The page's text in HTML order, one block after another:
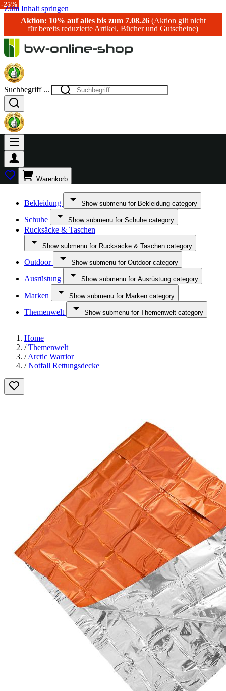
Zum Inhalt springen
Aktion: 10% auf alles bis zum 7.08.26(Aktion gilt nicht
für bereits reduzierte Artikel, Bücher und Gutscheine)
Suchbegriff ...
Warenkorb
Bekleidung Show submenu for Bekleidung category
Schuhe Show submenu for Schuhe category
Rucksäcke & Taschen
Show submenu for Rucksäcke & Taschen category
Outdoor Show submenu for Outdoor category
Ausrüstung Show submenu for Ausrüstung category
Marken Show submenu for Marken category
Themenwelt Show submenu for Themenwelt category
Home
/ Themenwelt
/ Arctic Warrior
/ Notfall Rettungsdecke
-20%
-15%
-25%